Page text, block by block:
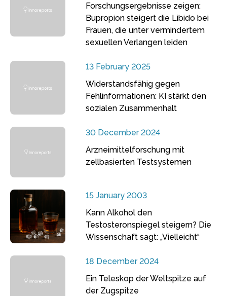
Forschungsergebnisse zeigen:
Bupropion steigert die Libido bei
Frauen, die unter vermindertem
sexuellen Verlangen leiden
13 February 2025
Widerstandsfähig gegen
Fehlinformationen: KI stärkt den
sozialen Zusammenhalt
30 December 2024
Arzneimittelforschung mit
zellbasierten Testsystemen
15 January 2003
Kann Alkohol den
Testosteronspiegel steigern? Die
Wissenschaft sagt: „Vielleicht“
18 December 2024
Ein Teleskop der Weltspitze auf
der Zugspitze